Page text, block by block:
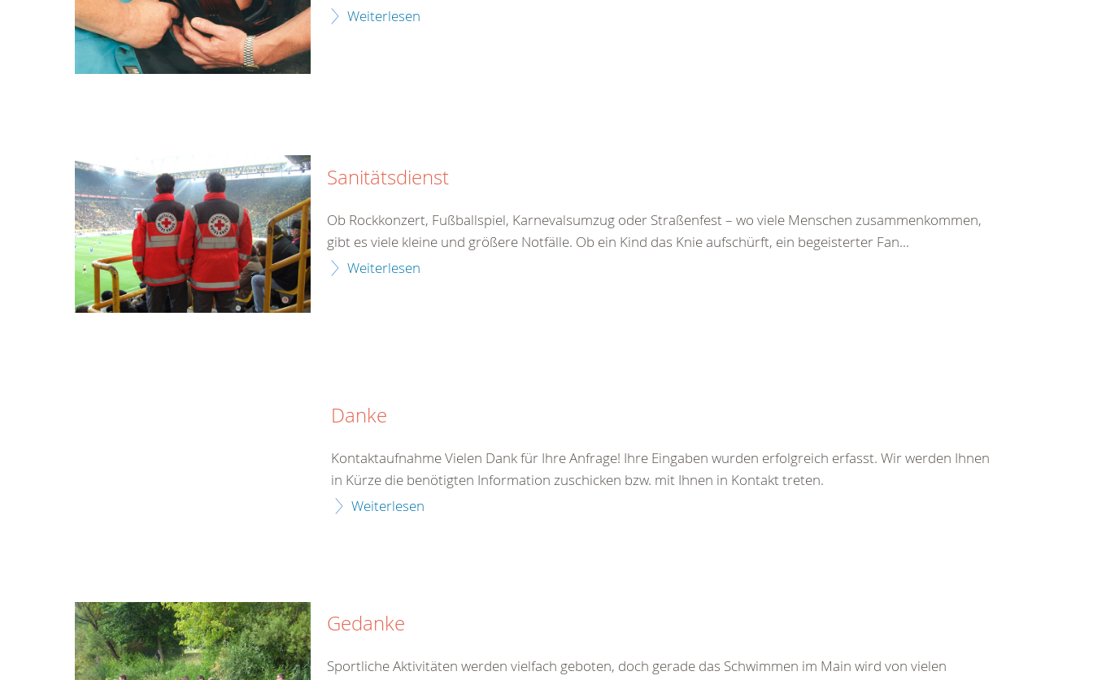
Weiterlesen
Sanitätsdienst
Ob Rockkonzert, Fußballspiel, Karnevalsumzug oder Straßenfest – wo viele Menschen zusammenkommen,
gibt es viele kleine und größere Notfälle. Ob ein Kind das Knie aufschürft, ein begeisterter Fan...
Weiterlesen
Danke
Kontaktaufnahme Vielen Dank für Ihre Anfrage! Ihre Eingaben wurden erfolgreich erfasst. Wir werden Ihnen
in Kürze die benötigten Information zuschicken bzw. mit Ihnen in Kontakt treten.
Weiterlesen
Gedanke
Sportliche Aktivitäten werden vielfach geboten, doch gerade das Schwimmen im Main wird von vielen